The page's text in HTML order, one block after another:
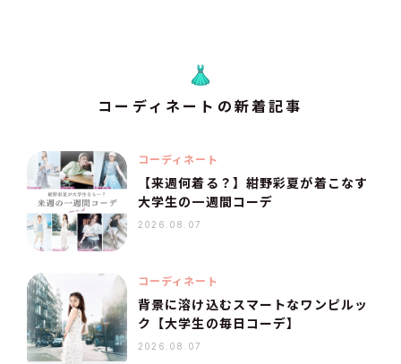
コーディネートの新着記事
コーディネート
【来週何着る？】紺野彩夏が着こなす
大学生の一週間コーデ
2026.08.07
コーディネート
背景に溶け込むスマートなワンピルッ
ク【大学生の毎日コーデ】
2026.08.07